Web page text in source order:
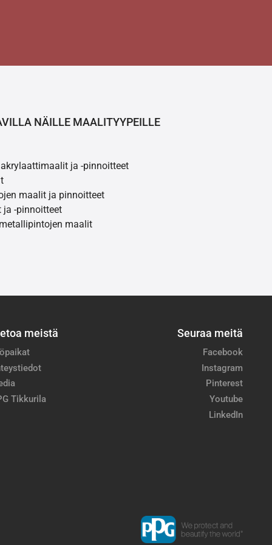
NÄILLE MAALITYYPEILLE
ja -pinnoitteet
maalit ja pinnoitteet
ja -pinnoitteet
maalit
meistä
Tikkurila
Seuraa meitä
Facebook
Instagram
Pinterest
Youtube
LinkedIn